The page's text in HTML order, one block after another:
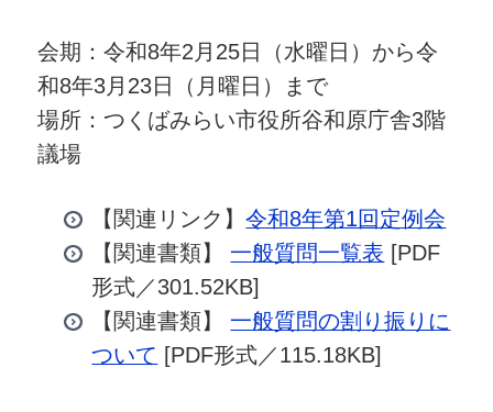
会期：令和8年2月25日（水曜日）から令
和8年3月23日（月曜日）まで
場所：つくばみらい市役所谷和原庁舎3階
議場
【関連リンク】令和8年第1回定例会
【関連書類】 一般質問一覧表 [PDF
形式／301.52KB]
【関連書類】 一般質問の割り振りに
ついて [PDF形式／115.18KB]